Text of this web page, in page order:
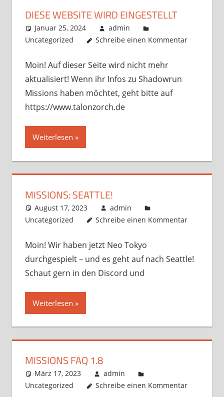
DIESE WEBSITE WIRD EINGESTELLT
Januar 25, 2024
admin
Uncategorized
Schreibe einen Kommentar
Moin! Auf dieser Seite wird nicht mehr
aktualisiert! Wenn ihr Infos zu Shadowrun
Missions haben möchtet, geht bitte auf
https://www.talonzorch.de
Weiterlesen
MISSIONS: SEATTLE!
August 17, 2023
admin
Uncategorized
Schreibe einen Kommentar
Moin! Wir haben jetzt Neo Tokyo
durchgespielt – und es geht auf nach Seattle!
Schaut gern in den Discord und
Weiterlesen
MISSIONS FAQ 1.8
März 17, 2023
admin
Uncategorized
Schreibe einen Kommentar